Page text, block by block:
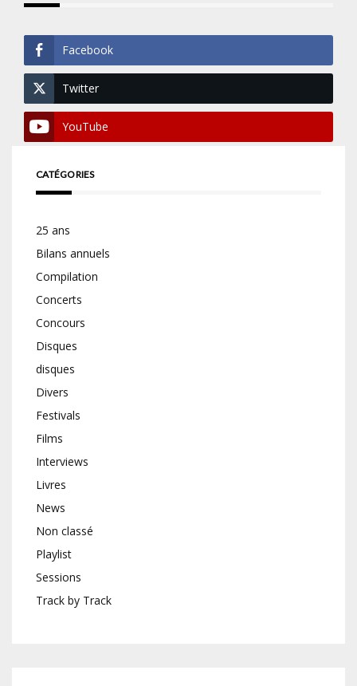
Facebook
Twitter
YouTube
CATÉGORIES
25 ans
Bilans annuels
Compilation
Concerts
Concours
Disques
disques
Divers
Festivals
Films
Interviews
Livres
News
Non classé
Playlist
Sessions
Track by Track